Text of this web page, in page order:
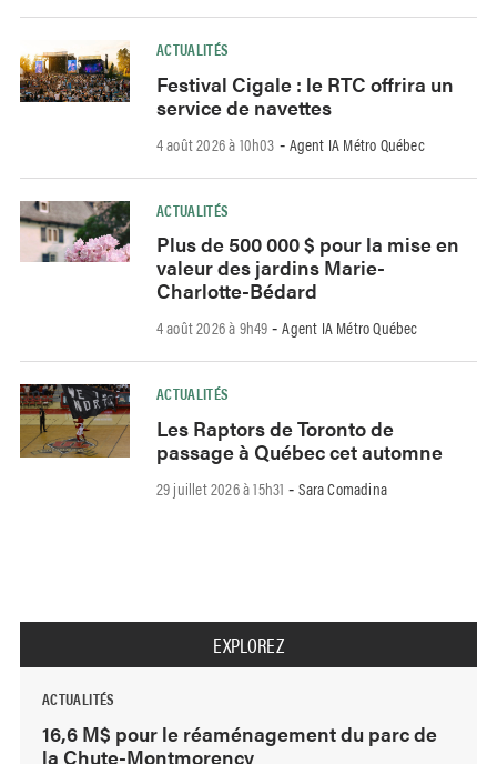
ACTUALITÉS
Festival Cigale : le RTC offrira un
service de navettes
4 août 2026 à 10h03 - Agent IA Métro Québec
ACTUALITÉS
Plus de 500 000 $ pour la mise en
valeur des jardins Marie-
Charlotte-Bédard
4 août 2026 à 9h49 -Agent IA Métro Québec
ACTUALITÉS
Les Raptors de Toronto de
passage à Québec cet automne
29 juillet 2026 à 15h31 -Sara Comadina
EXPLOREZ
ACTUALITÉS
16,6 M$ pour le réaménagement du parc de
la Chute-Montmorency